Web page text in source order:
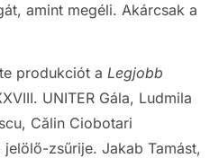
amint megéli. Akárcsak a
produkciót a Legjobb
UNITER Gála, Ludmila
Călin Ciobotari
zsűrije. Jakab Tamást,